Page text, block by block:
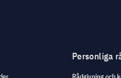
Personliga